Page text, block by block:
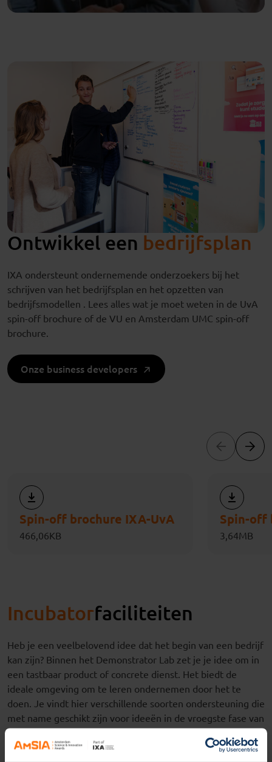
Ontwikkel een bedrijfsplan
IXA ondersteunt ondernemende onderzoekers bij het
schrijven van het bedrijfsplan en het opzetten van
bedrijfsmodellen . Lees alles wat je moet weten in de UvA
spin-off brochure of de VU en Amsterdam UMC spin-off
brochure.
Onze business developers
Spin-off brochure IXA-UvA
466,06KB 3,64MB
Incubatorfaciliteiten
Heb je een veelbelovend idee dat het begin van een bedrijf
kan zijn? Binnen het Demonstrator Lab zet je je idee om in
een tastbaar product of concrete dienst. Het biedt de
ideale omgeving om te leren ondernemen door het te
doen. Je vindt hier verschillende soorten ondersteuning die
met name geschikt zijn voor ideeën in de vroegste fase van
eenonderneming. HetDemonstratorLabstaat open voor
Amsterdamse studenten en onderzoekers uit alle